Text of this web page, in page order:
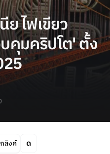
ไฟเขียว
คุมคริปโต' ตั้ง
ลิงค์